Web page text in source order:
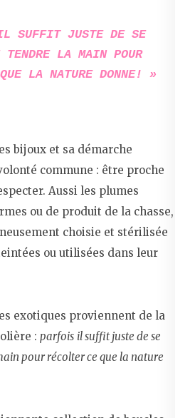
SUFFIT JUSTE DE SE
TENDRE LA MAIN POUR
LA NATURE DONNE! »
bijoux et sa démarche
commune : être proche
Aussi les plumes
ou de produit de la chasse,
choisie et stérilisée
ou utilisées dans leur
exotiques proviennent de la
: parfois il suffit juste de se
pour récolter ce que la nature